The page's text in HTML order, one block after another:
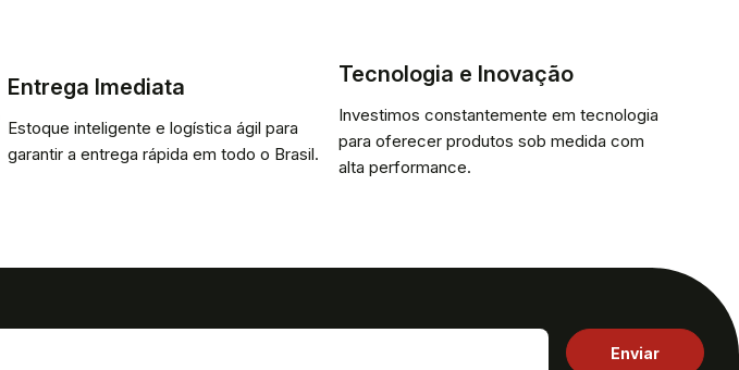
Entrega Imediata
Estoque inteligente e logística ágil para
garantir a entrega rápida em todo o Brasil.
Tecnologia e Inovação
Investimos constantemente em tecnologia
para oferecer produtos sob medida com
alta performance.